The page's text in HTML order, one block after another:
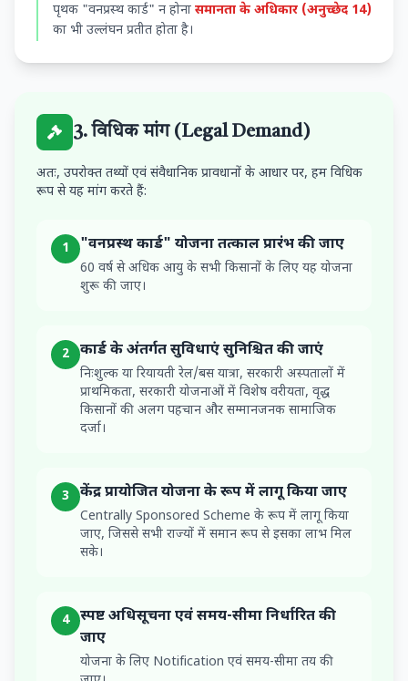
पृथक "वनप्रस्थ कार्ड" न होना समानता के अधिकार (अनुच्छेद 14)
का भी उल्लंघन प्रतीत होता है।
3. विधिक मांग (Legal Demand)
अतः, उपरोक्त तथ्यों एवं संवैधानिक प्रावधानों के आधार पर, हम विधिक
रूप से यह मांग करते हैं:
1 "वनप्रस्थ कार्ड" योजना तत्काल प्रारंभ की जाए
60 वर्ष से अधिक आयु के सभी किसानों के लिए यह योजना
शुरू की जाए।
2 कार्ड के अंतर्गत सुविधाएं सुनिश्चित की जाएं
निःशुल्क या रियायती रेल/बस यात्रा, सरकारी अस्पतालों में
प्राथमिकता, सरकारी योजनाओं में विशेष वरीयता, वृद्ध
किसानों की अलग पहचान और सम्मानजनक सामाजिक
दर्जा।
3 केंद्र प्रायोजित योजना के रूप में लागू किया जाए
Centrally Sponsored Scheme के रूप में लागू किया
जाए, जिससे सभी राज्यों में समान रूप से इसका लाभ मिल
सके।
4
स्पष्ट अधिसूचना एवं समय-सीमा निर्धारित की
जाए
योजना के लिए Notification एवं समय-सीमा तय की